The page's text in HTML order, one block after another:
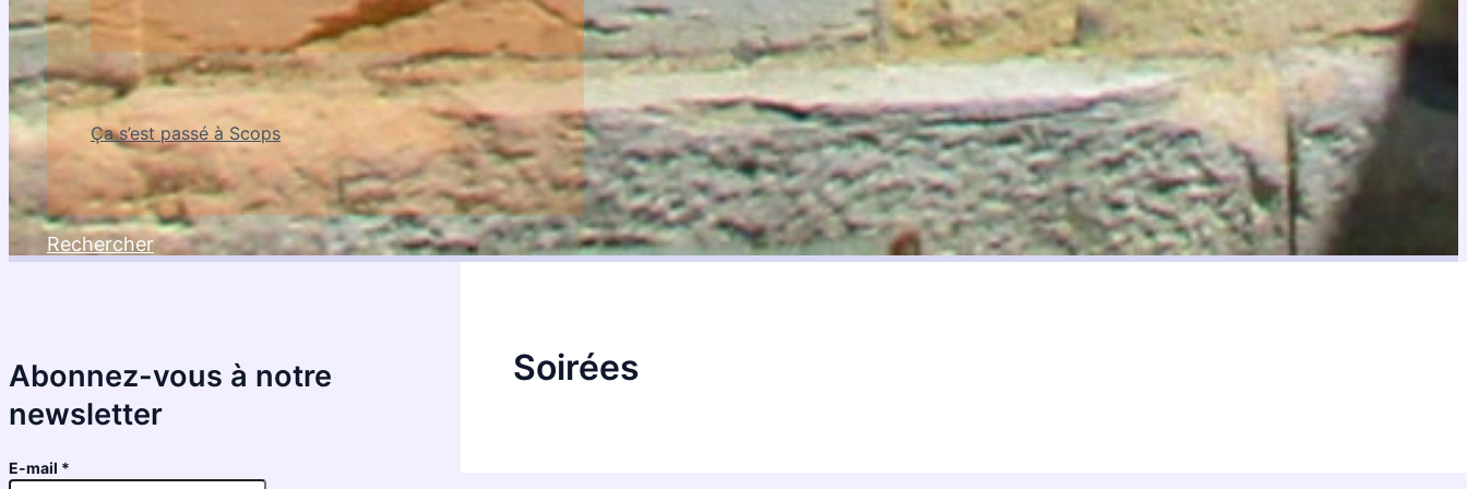
Ça s’est passé à Scops
Rechercher
Abonnez-vous à notre
newsletter
E-mail *
Soirées